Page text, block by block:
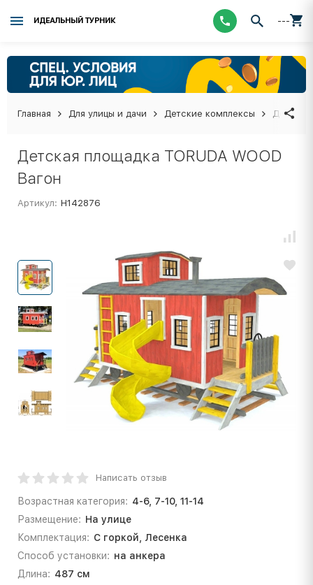
ИДЕАЛЬНЫЙ ТУРНИК ---
Главная Для улицы и дачи Детские комплексы Детская
Детская площадка TORUDA WOOD
Вагон
Артикул: Н142876
Написать отзыв
Возрастная категория: 4-6, 7-10, 11-14
Размещение: На улице
Комплектация: С горкой, Лесенка
Способ установки: на анкера
Длина: 487 см